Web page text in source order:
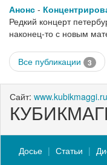
Анонс -
Редкий концерт
наконец-то с новым
Все публикации 3
Сайт: www.kubikmaggi.ru
Досье Статьи